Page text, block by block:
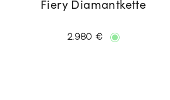
Fiery Diamantkette
2.980 €